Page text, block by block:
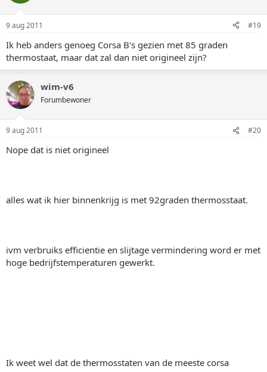
9 aug 2011 #19
Ik heb anders genoeg Corsa B's gezien met 85 graden
thermostaat, maar dat zal dan niet origineel zijn?
wim-v6
Forumbewoner
9 aug 2011 #20
Nope dat is niet origineel
alles wat ik hier binnenkrijg is met 92graden thermosstaat.
ivm verbruiks efficientie en slijtage vermindering word er met
hoge bedrijfstemperaturen gewerkt.
Ik weet wel dat de thermosstaten van de meeste corsa